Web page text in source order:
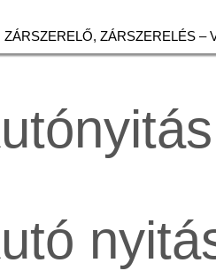
ZÁRSZERELŐ, ZÁRSZERELÉS –